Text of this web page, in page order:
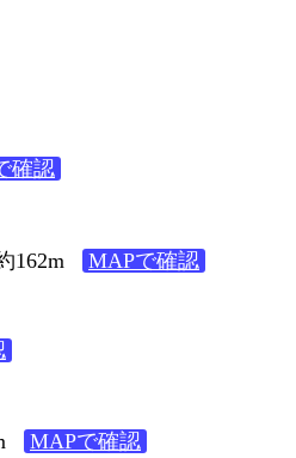
確認
162m MAPで確認
MAPで確認